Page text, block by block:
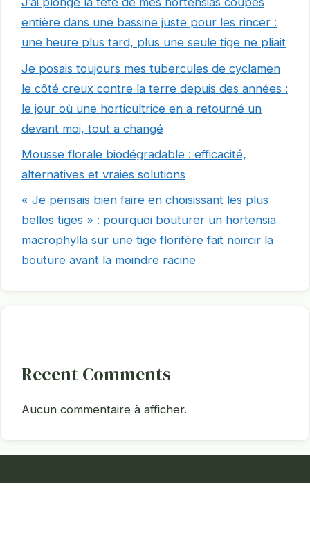
entière dans une bassine juste pour les rincer :
une heure plus tard, plus une seule tige ne pliait
Je posais toujours mes tubercules de cyclamen
le côté creux contre la terre depuis des années :
le jour où une horticultrice en a retourné un
devant moi, tout a changé
Mousse florale biodégradable : efficacité,
alternatives et vraies solutions
« Je pensais bien faire en choisissant les plus
belles tiges » : pourquoi bouturer un hortensia
macrophylla sur une tige florifère fait noircir la
bouture avant la moindre racine
Recent Comments
Aucun commentaire à afficher.